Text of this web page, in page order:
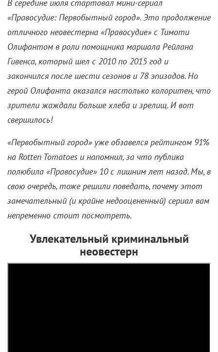
«Правосудие: Первобытный город». Это продолжение
отличного неовестерна «Правосудие» с Тимоти
Олифантом в роли помощника маршала Рейлана
Гивенса, который шел с 2010 по 2015 год и
закончился после шести сезонов и 78 эпизодов. Но
герой Олифанта оказался настолько колоритен, что
зрители жаждали больше хлеба и зрелищ. И вот
свершилось!
на Rotten Tomatoes и напомнил, за что публика
полюбила «Правосудие» 10 с лишним лет назад. Мы, в
свою очередь, тоже решили поведать, почему этот
замечательный (и крайне недооцененный) сериал вам
непременно стоит посмотреть.
неовестерн